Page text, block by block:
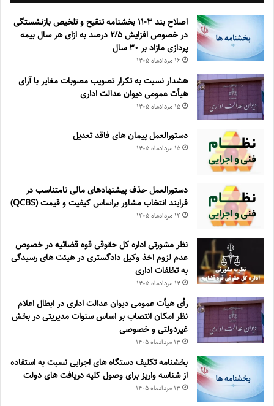
اصلاح بند ۳‏-۱۱ بخشنامه تنقیح و تلخیص بازنشستگی
در خصوص افزایش ۵‏‏‏‏‏‏‏‏‏/۲ درصد به ازای هر سال بیمه
پردازی مازاد بر ۳۰‏ سال
۱۶ مرداد‌ماه ۱۴۰۵
هشدار نسبت به تکرار تصویب مصوبات مغایر با آرای
هیأت عمومی دیوان عدالت اداری
۱۵ مرداد‌ماه ۱۴۰۵
دستورالعمل پیمان های فاقد تعدیل
۱۵ مرداد‌ماه ۱۴۰۵
دستورالعمل حذف پيشنهادهای مالی نامتناسب در
فرايند انتخاب مشاور براساس كيفيت و قيمت (QCBS)
۱۴ مرداد‌ماه ۱۴۰۵
نظر مشورتی اداره کل حقوقی قوه قضائیه در خصوص
عدم لزوم اخذ وکیل دادگستری در هیئت های رسیدگی
به تخلفات اداری
۱۴ مرداد‌ماه ۱۴۰۵
رأی هیأت عمومی دیوان عدالت اداری در ابطال اعلام
نظر امکان انتصاب بر اساس سنوات مدیریتی در بخش
غیردولتی و خصوصی
۱۳ مرداد‌ماه ۱۴۰۵
بخشنامه تکلیف دستگاه های اجرایی نسبت به استفاده
از شناسه واریز برای وصول کلیه دریافت های دولت
۱۳ مرداد‌ماه ۱۴۰۵